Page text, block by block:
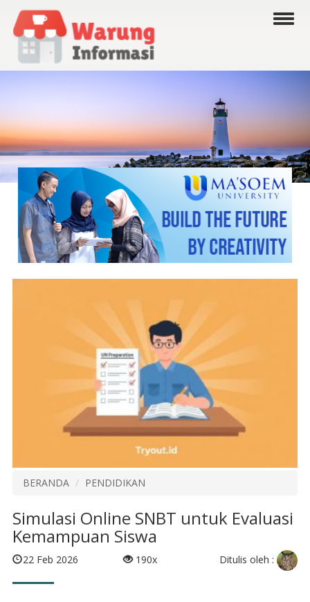
BERANDA PENDIDIKAN
Simulasi Online SNBT untuk Evaluasi
Kemampuan Siswa
22 Feb 2026 190x Ditulis oleh :